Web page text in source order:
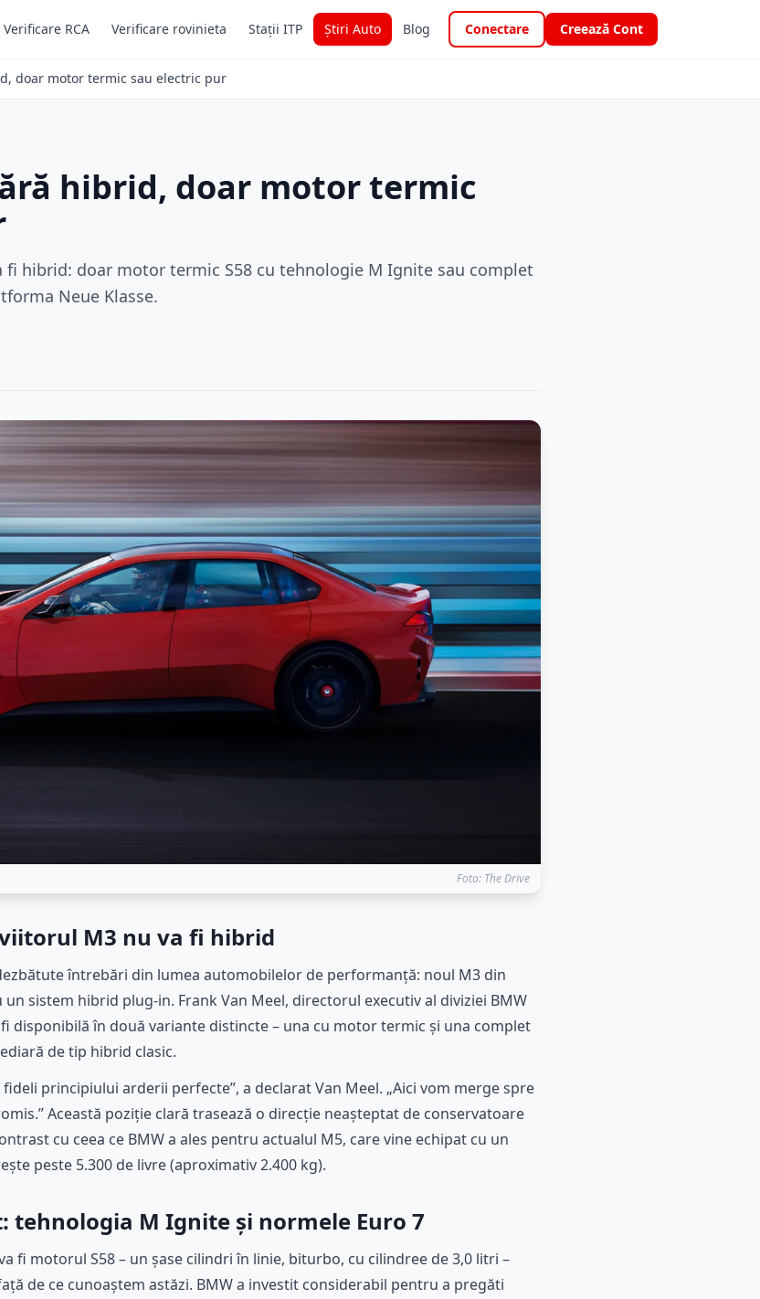
Verificare RCA Verificare rovinieta Stații ITP Știri Auto Blog Conectare Creează Cont
doar motor termic sau electric pur
hibrid, doar motor termic
fi hibrid: doar motor termic S58 cu tehnologie M Ignite sau complet
Neue Klasse.
Foto: The Drive
M3 nu va fi hibrid
întrebări din lumea automobilelor de performanță: noul M3 din
sistem hibrid plug-in. Frank Van Meel, directorul executiv al diviziei BMW
disponibilă în două variante distincte – una cu motor termic și una complet
de tip hibrid clasic.
principiului arderii perfecte”, a declarat Van Meel. „Aici vom merge spre
Această poziție clară trasează o direcție neașteptat de conservatoare
cu ceea ce BMW a ales pentru actualul M5, care vine echipat cu un
peste 5.300 de livre (aproximativ 2.400 kg).
tehnologia M Ignite și normele Euro 7
fi motorul S58 – un șase cilindri în linie, biturbo, cu cilindree de 3,0 litri –
de ce cunoaștem astăzi. BMW a investit considerabil pentru a pregăti